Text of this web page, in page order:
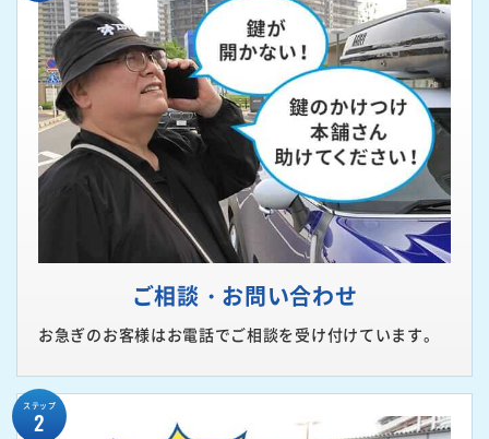
ご相談・お問い合わせ
お急ぎのお客様はお電話でご相談を受け付けています。
ステップ
2